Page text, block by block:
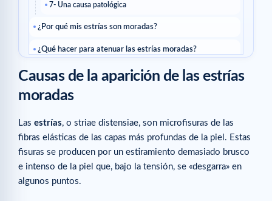
7- Una causa patológica
¿Por qué mis estrías son moradas?
¿Qué hacer para atenuar las estrías moradas?
Recomendación n°1: nutrir desde dentro
Recomendación n°2: tratar las estrías moradas
Causas de la aparición de las estrías
moradas
Las estrías, o striae distensiae, son microfisuras de las
fibras elásticas de las capas más profundas de la piel. Estas
fisuras se producen por un estiramiento demasiado brusco
e intenso de la piel que, bajo la tensión, se «desgarra» en
algunos puntos.